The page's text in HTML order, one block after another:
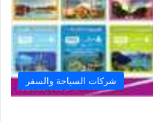
شركات السياحة والسفر